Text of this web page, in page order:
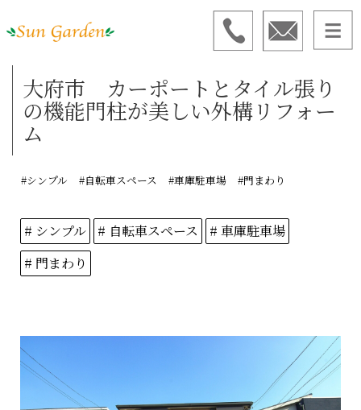
大府市 カーポートとタイル張り
の機能門柱が美しい外構リフォー
ム
#シンプル #自転車スペース #車庫駐車場 #門まわり
# シンプル # 自転車スペース
# 車庫駐車場
# 門まわり